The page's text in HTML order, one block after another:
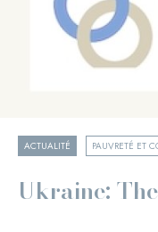
ACTUALITÉ PAUVRETÉ ET
Ukraine: